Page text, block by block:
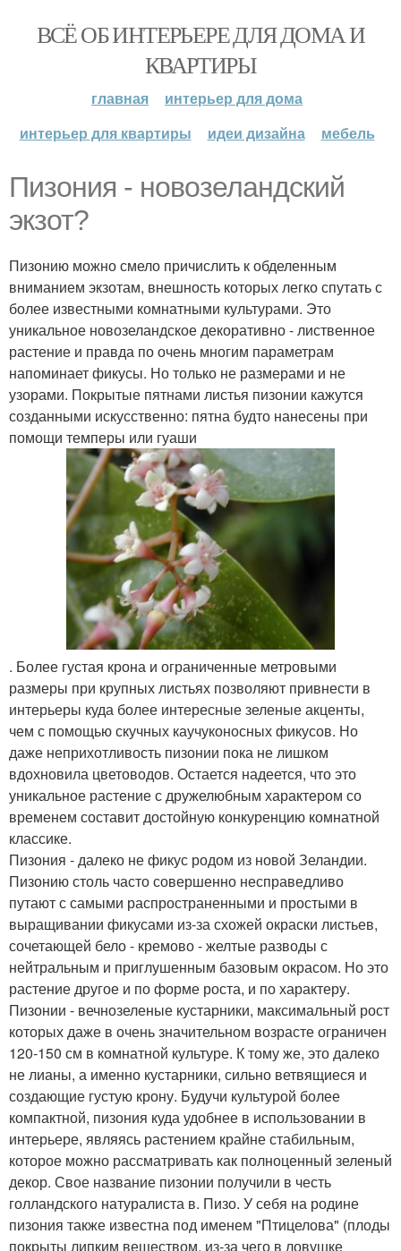
ВСЁ ОБ ИНТЕРЬЕРЕ ДЛЯ ДОМА И
КВАРТИРЫ
главная
интерьер для дома
интерьер для квартиры
идеи дизайна мебель
Пизония - новозеландский
экзот?
Пизонию можно смело причислить к обделенным
вниманием экзотам, внешность которых легко спутать с
более известными комнатными культурами. Это
уникальное новозеландское декоративно - лиственное
растение и правда по очень многим параметрам
напоминает фикусы. Но только не размерами и не
узорами. Покрытые пятнами листья пизонии кажутся
созданными искусственно: пятна будто нанесены при
помощи темперы или гуаши
. Более густая крона и ограниченные метровыми
размеры при крупных листьях позволяют привнести в
интерьеры куда более интересные зеленые акценты,
чем с помощью скучных каучуконосных фикусов. Но
даже неприхотливость пизонии пока не лишком
вдохновила цветоводов. Остается надеется, что это
уникальное растение с дружелюбным характером со
временем составит достойную конкуренцию комнатной
классике.
Пизония - далеко не фикус родом из новой Зеландии.
Пизонию столь часто совершенно несправедливо
путают с самыми распространенными и простыми в
выращивании фикусами из-за схожей окраски листьев,
сочетающей бело - кремово - желтые разводы с
нейтральным и приглушенным базовым окрасом. Но это
растение другое и по форме роста, и по характеру.
Пизонии - вечнозеленые кустарники, максимальный рост
которых даже в очень значительном возрасте ограничен
120-150 см в комнатной культуре. К тому же, это далеко
не лианы, а именно кустарники, сильно ветвящиеся и
создающие густую крону. Будучи культурой более
компактной, пизония куда удобнее в использовании в
интерьере, являясь растением крайне стабильным,
которое можно рассматривать как полноценный зеленый
декор. Свое название пизонии получили в честь
голландского натуралиста в. Пизо. У себя на родине
пизония также известна под именем "Птицелова" (плоды
покрыты липким веществом, из-за чего в ловушке